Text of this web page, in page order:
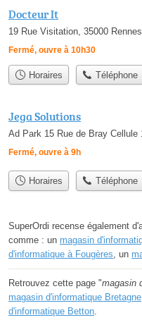
Docteur It
19 Rue Visitation, 35000 Rennes
Fermé, ouvre à 10h30
Horaires Téléphone
Jega Solutions
Ad Park 15 Rue de Bray Cellule
Fermé, ouvre à 9h
Horaires Téléphone
SuperOrdi recense également
comme : un magasin
d'informatique à Fougères , un
Retrouvez cette page "magasin
magasin d'informatique Bretagne
d'informatique Betton